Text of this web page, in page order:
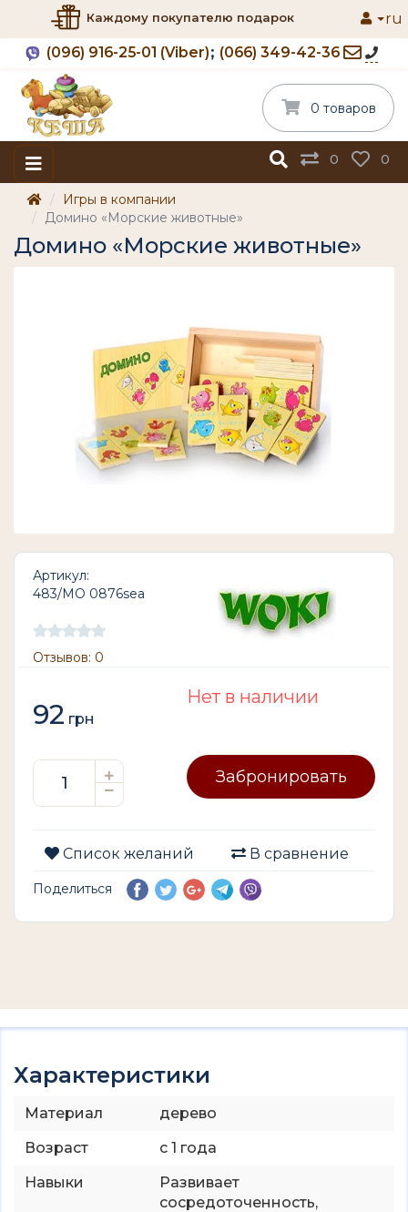
Каждому покупателю подарок
(096) 916-25-01 (Viber) (066) 349-42-36
ru
0 0
0 товаров
Игры в компании
Домино «Морские животные»
Домино «Морские животные»
Артикул:
483/MO 0876sea
Отзывов: 0
92 грн
Нет в наличии
Забронировать
Список желаний В сравнение
Поделиться
Характеристики
Материал
дерево
Возраст
с 1 года
Навыки
Развивает
сосредоточенность,